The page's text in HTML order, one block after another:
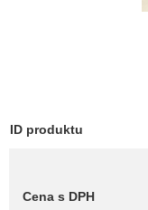
ID produktu
Cena s DPH